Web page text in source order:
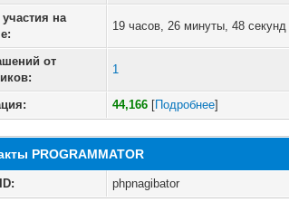
на
19 часов, 26 минуты, 48 секунд
от
1
44,166 [Подробнее]
PROGRAMMATOR
phpnagibator